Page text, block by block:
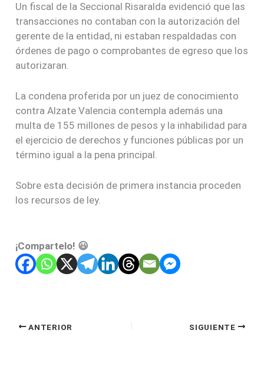
Un fiscal de la Seccional Risaralda evidenció que las
transacciones no contaban con la autorización del
gerente de la entidad, ni estaban respaldadas con
órdenes de pago o comprobantes de egreso que los
autorizaran.
La condena proferida por un juez de conocimiento
contra Alzate Valencia contempla además una
multa de 155 millones de pesos y la inhabilidad para
el ejercicio de derechos y funciones públicas por un
término igual a la pena principal.
Sobre esta decisión de primera instancia proceden
los recursos de ley.
¡Compartelo! 😃
ANTERIOR SIGUIENTE